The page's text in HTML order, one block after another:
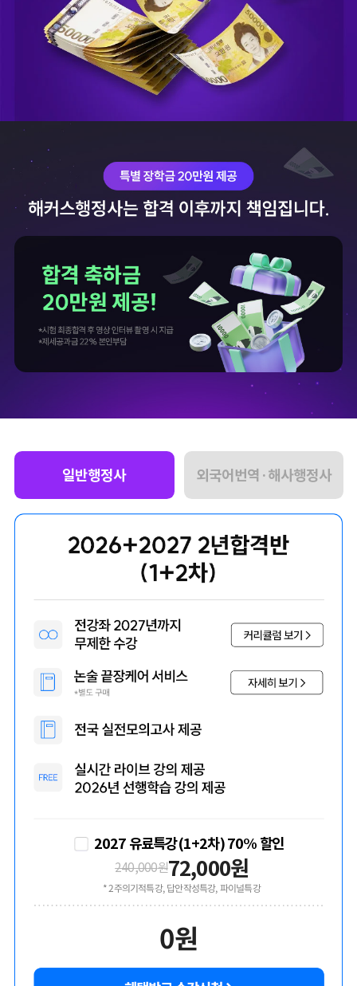
일반행정사 외국어번역·해사행정사
2027 유료특강(1+2차) 70% 할인
240,000원72,000원
* 2주의기적특강, 답안작성특강, 파이널특강
0원